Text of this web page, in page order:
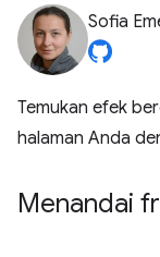
Sofia
Temukan efek
halaman Anda
Menandai